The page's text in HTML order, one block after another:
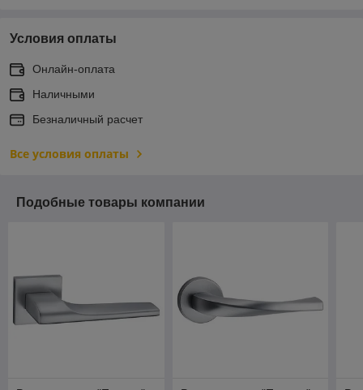
Условия оплаты
Онлайн-оплата
Наличными
Безналичный расчет
Все условия оплаты
Подобные товары компании